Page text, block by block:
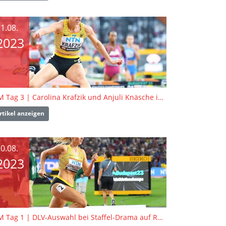
WM Tag 3 | Carolina Krafzik und Anjuli Knäsche in den Qualifikationswettbewerben
anzeigen
WM Tag 1 | DLV-Auswahl bei Staffel-Drama auf Rang sieben